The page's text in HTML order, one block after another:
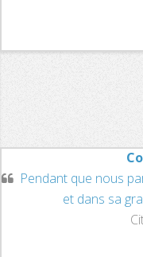
Pendant que nous
et dans sa